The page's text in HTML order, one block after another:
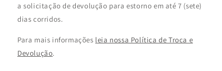
a solicitação de devolução para estorno em até 7 (sete)
dias corridos.
Para mais informações leia nossa Política de Troca e
Devolução.